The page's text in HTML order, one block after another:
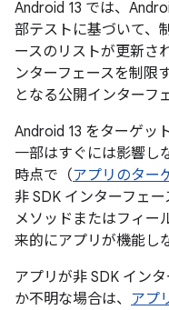
Android 13 では、
部テストに基づいて、
ースのリストが更新さ
ンターフェースを制限
となる公開インターフ
Android 13 をターゲッ
一部はすぐには影響し
時点で（アプリのター
非 SDK インターフェ
メソッドまたはフィー
来的にアプリが機能し
アプリが非 SDK イン
か不明な場合は、 アプ